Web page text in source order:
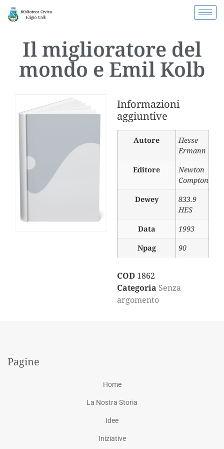
Il miglioratore del
mondo e Emil Kolb
Informazioni
aggiuntive
Autore
Hesse
Ermann
Editore
Newton
Compton
Dewey
833.9
HES
Data
1993
Npag
90
COD 1862
Categoria Senza
argomento
Pagine
Home
La Nostra Storia
Idee
Iniziative